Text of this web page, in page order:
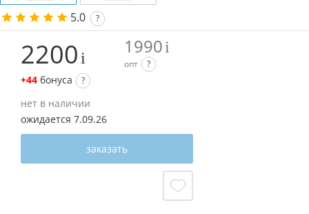
5.0 ?
2200 1990
опт ?
+44 бонуса ?
нет в наличии
ожидается 7.09.26
заказать